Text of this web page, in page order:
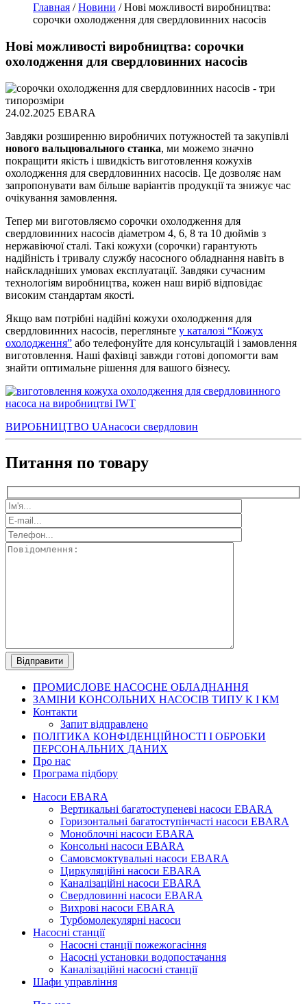
Главная /Новини /Нові можливості виробництва:
сорочки охолодження для свердловинних насосів
Нові можливості виробництва: сорочки
охолодження для свердловинних насосів
24.02.2025 EBARA
Завдяки розширенню виробничих потужностей та закупівлі
нового вальцювального станка, ми можемо значно
покращити якість і швидкість виготовлення кожухів
охолодження для свердловинних насосів. Це дозволяє нам
запропонувати вам більше варіантів продукції та знижує час
очікування замовлення.
Тепер ми виготовляємо сорочки охолодження для
свердловинних насосів діаметром 4, 6, 8 та 10 дюймів з
нержавіючої сталі. Такі кожухи (сорочки) гарантують
надійність і тривалу службу насосного обладнання навіть в
найскладніших умовах експлуатації. Завдяки сучасним
технологіям виробництва, кожен наш виріб відповідає
високим стандартам якості.
Якщо вам потрібні надійні кожухи охолодження для
свердловинних насосів, перегляньте у каталозі “Кожух
охолодження” або телефонуйте для консультацій і замовлення
виготовлення. Наші фахівці завжди готові допомогти вам
знайти оптимальне рішення для вашого бізнесу.
ВИРОБНИЦТВО UAнасоси свердловин
Питання по товару
ПРОМИСЛОВЕ НАСОСНЕ ОБЛАДНАННЯ
ЗАМІНИ КОНСОЛЬНИХ НАСОСІВ ТИПУ К І КМ
Контакти
Запит відправлено
ПОЛІТИКА КОНФІДЕНЦІЙНОСТІ І ОБРОБКИ
ПЕРСОНАЛЬНИХ ДАНИХ
Про нас
Програма підбору
Насоси EBARA
Вертикальні багатоступеневі насоси EBARA
Горизонтальні багатоступінчасті насоси EBARA
Моноблочні насоси EBARA
Консольні насоси EBARA
Самовсмоктувальні насоси EBARA
Циркуляційні насоси EBARA
Каналізаційні насоси EBARA
Свердловинні насоси EBARA
Вихрові насоси EBARA
Турбомолекулярні насоси
Насосні станції
Насосні станції пожежогасіння
Насосні установки водопостачання
Каналізаційні насосні станції
Шафи управління